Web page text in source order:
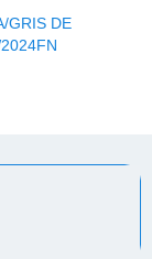
GRIS DE